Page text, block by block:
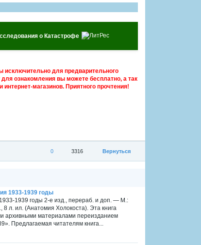
о Катастрофе
для предварительного
ознакомления вы можете бесплатно, а так
магазинов. Приятного прочтения!
Вернуться
3316
0
1933-1939 годы
1939 годы 2-е изд., перераб. и доп. — М.:
л. ил. (Анатомия Холокоста). Эта книга
архивными материалами переизданием
Предлагаемая читателям книга...